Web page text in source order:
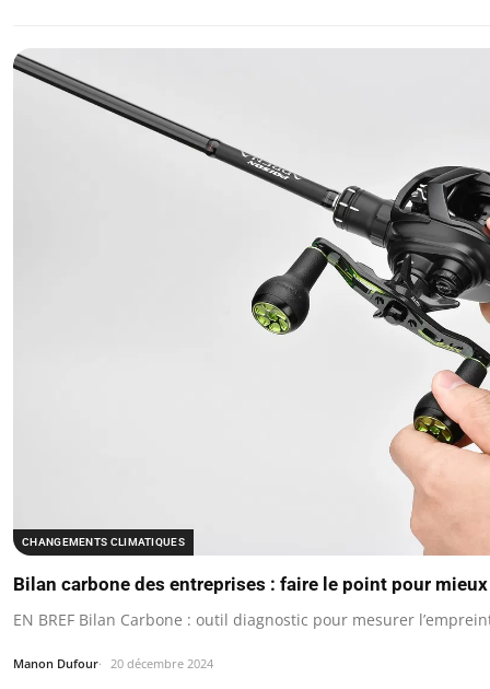
CHANGEMENTS CLIMATIQUES
Bilan carbone des entreprises : faire le point pour
EN BREF Bilan Carbone : outil diagnostic pour mesurer
Manon Dufour 20 décembre 2024